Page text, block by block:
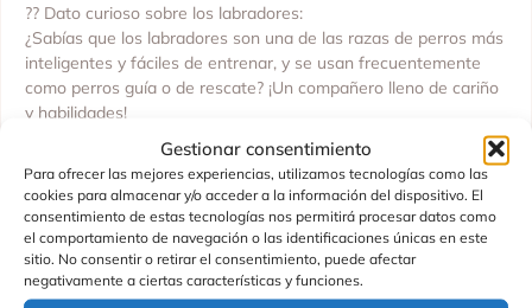
Gestionar consentimiento
Para ofrecer las mejores experiencias, utilizamos tecnologías como las
cookies para almacenar y/o acceder a la información del dispositivo. El
consentimiento de estas tecnologías nos permitirá procesar datos como
el comportamiento de navegación o las identificaciones únicas en este
sitio. No consentir o retirar el consentimiento, puede afectar
negativamente a ciertas características y funciones.
?? Dato curioso sobre los labradores:
¿Sabías que los labradores son una de las razas de perros más
inteligentes y fáciles de entrenar, y se usan frecuentemente
como perros guía o de rescate? ¡Un compañero lleno de cariño
y habilidades!
?? Consejos de limpieza:
Para mantenerlo siempre limpio y suave, simplemente limpiar
con un paño húmedo mojado en agua. No es necesario lavarlo
a máquina, lo que ayuda a conservar su textura y forma
originales.
?? Un peluche adorable, ecológico y realista, perfecto para